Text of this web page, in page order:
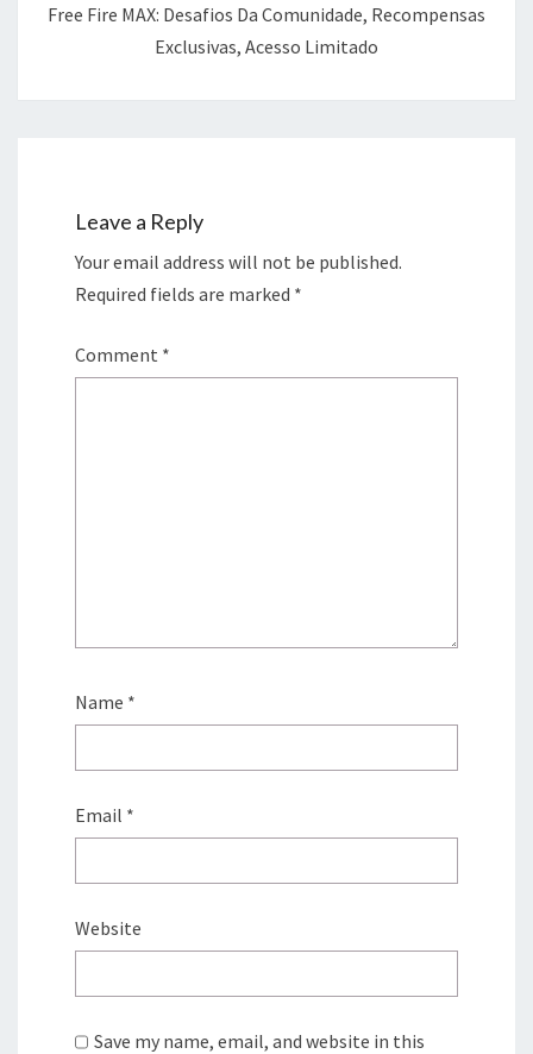
Free Fire MAX: Desafios Da Comunidade, Recompensas
Exclusivas, Acesso Limitado
Leave a Reply
Your email address will not be published.
Required fields are marked *
Comment *
Name *
Email *
Website
Save my name, email, and website in this